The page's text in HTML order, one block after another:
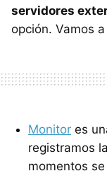
servidores
opción. Vamos
Monitor es
registramos
momentos